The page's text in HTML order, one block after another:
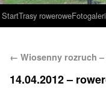
StartTrasy rowerowe
← Wiosenny rozruch –
14.04.2012 –